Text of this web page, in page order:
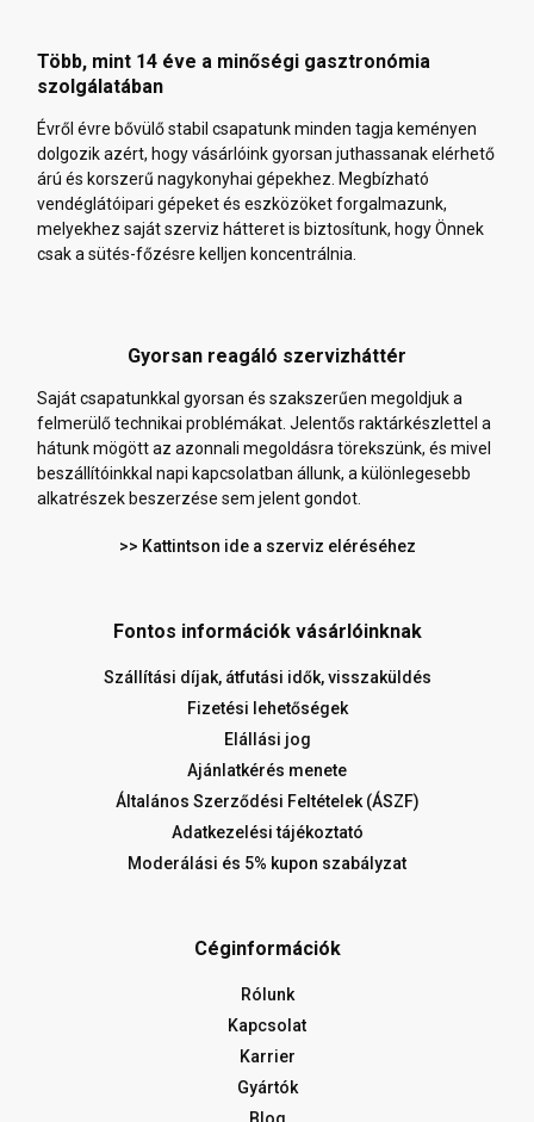
Több, mint 14 éve a minőségi gasztronómia
szolgálatában
Évről évre bővülő stabil csapatunk minden tagja keményen
dolgozik azért, hogy vásárlóink gyorsan juthassanak elérhető
árú és korszerű nagykonyhai gépekhez. Megbízható
vendéglátóipari gépeket és eszközöket forgalmazunk,
melyekhez saját szerviz hátteret is biztosítunk, hogy Önnek
csak a sütés-főzésre kelljen koncentrálnia.
Gyorsan reagáló szervizháttér
Saját csapatunkkal gyorsan és szakszerűen megoldjuk a
felmerülő technikai problémákat. Jelentős raktárkészlettel a
hátunk mögött az azonnali megoldásra törekszünk, és mivel
beszállítóinkkal napi kapcsolatban állunk, a különlegesebb
alkatrészek beszerzése sem jelent gondot.
>> Kattintson ide a szerviz eléréséhez
Fontos információk vásárlóinknak
Szállítási díjak, átfutási idők, visszaküldés
Fizetési lehetőségek
Elállási jog
Ajánlatkérés menete
Általános Szerződési Feltételek (ÁSZF)
Adatkezelési tájékoztató
Moderálási és 5% kupon szabályzat
Céginformációk
Rólunk
Kapcsolat
Karrier
Gyártók